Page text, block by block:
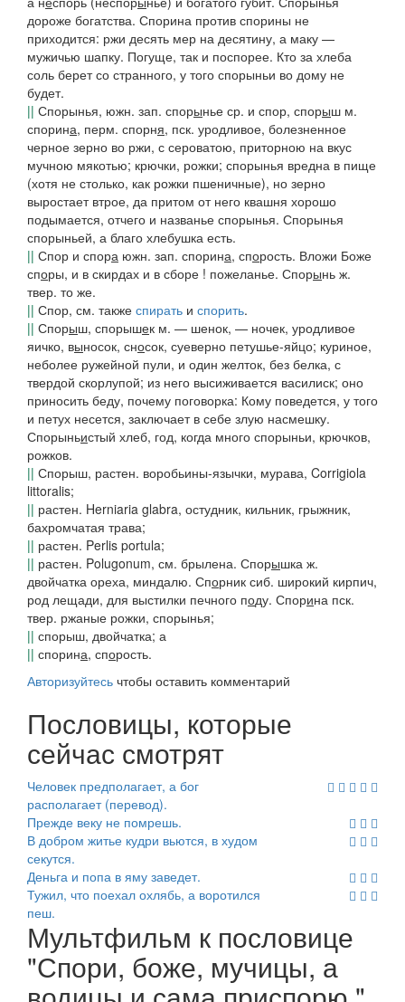
дороже богатства. Спорина против спорины не
приходится: ржи десять мер на десятину, а маку —
мужичью шапку. Погуще, так и поспорее. Кто за хлеба
соль берет со странного, у того спорыньи во дому не
будет.
|| Спорынья, южн. зап. спорынье ср. и спор, спорыш м.
спорина, перм. спорня, пск. уродливое, болезненное
черное зерно во ржи, с сероватою, приторною на вкус
мучною мякотью; крючки, рожки; спорынья вредна в пище
(хотя не столько, как рожки пшеничные), но зерно
выростает втрое, да притом от него квашня хорошо
подымается, отчего и названье спорынья. Спорынья
спорыньей, а благо хлебушка есть.
|| Спор и спора южн. зап. спорина, спорость. Вложи Боже
споры, и в скирдах и в сборе ! пожеланье. Спорынь ж.
твер. то же.
|| Спор, см. также спирать и спорить.
|| Спорыш, спорышек м. — шенок, — ночек, уродливое
яичко, выносок, сносок, суеверно петушье-яйцо; куриное,
неболее ружейной пули, и один желток, без белка, с
твердой скорлупой; из него высиживается василиск; оно
приносить беду, почему поговорка: Кому поведется, у того
и петух несется, заключает в себе злую насмешку.
Спорыньистый хлеб, год, когда много спорыньи, крючков,
рожков.
|| Спорыш, растен. воробьины-язычки, мурава, Corrigiola
littoralis;
|| растен. Herniaria glabra, остудник, кильник, грыжник,
бахромчатая трава;
|| растен. Perlis portula;
|| растен. Polugonum, см. брылена. Спорышка ж.
двойчатка ореха, миндалю. Спорник сиб. широкий кирпич,
род лещади, для выстилки печного поду. Спорина пск.
твер. ржаные рожки, спорынья;
|| спорыш, двойчатка; а
|| спорина, спорость.
Авторизуйтесь чтобы оставить комментарий
Пословицы, которые
сейчас смотрят
Человек предполагает, а бог
располагает (перевод).
Прежде веку не помрешь.
В добром житье кудри вьются, в худом
секутся.
Деньга и попа в яму заведет.
Тужил, что поехал охлябь, а воротился
пеш.
Мультфильм к пословице
"Спори, боже, мучицы, а